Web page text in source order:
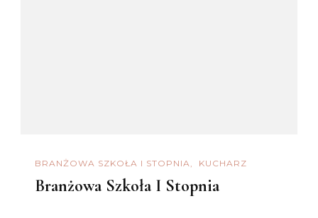
BRANŻOWA SZKOŁA I STOPNIA KUCHARZ
Branżowa Szkoła I Stopnia